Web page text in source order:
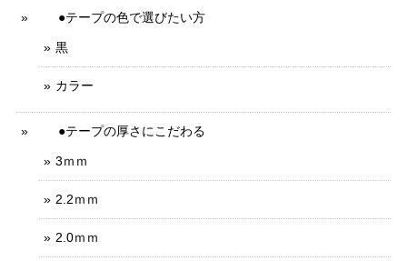
●テープの色で選びたい方
黒
カラー
●テープの厚さにこだわる
3ｍｍ
2.2ｍｍ
2.0ｍｍ